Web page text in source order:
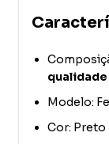
qualidade
Modelo:
Cor: Preto